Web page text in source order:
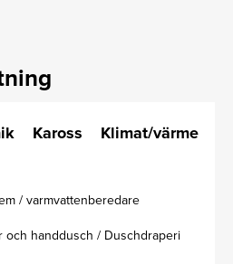
Kaross Klimat/värme
/ varmvattenberedare
och handdusch / Duschdraperi